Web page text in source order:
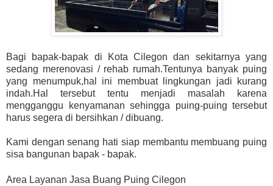
Bagi bapak-bapak di Kota Cilegon dan sekitarnya yang
sedang merenovasi / rehab rumah.Tentunya banyak puing
yang menumpuk,hal ini membuat lingkungan jadi kurang
indah.Hal tersebut tentu menjadi masalah karena
mengganggu kenyamanan sehingga puing-puing tersebut
harus segera di bersihkan / dibuang.
Kami dengan senang hati siap membantu membuang puing
sisa bangunan bapak - bapak.
Area Layanan Jasa Buang Puing Cilegon